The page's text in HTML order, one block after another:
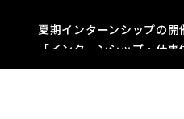
夏期インターンシップの開
「インターンシップ・仕